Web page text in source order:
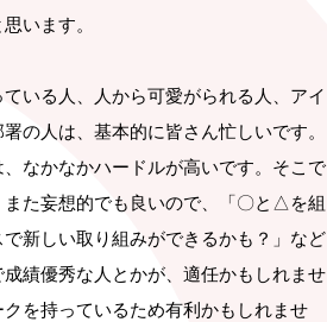
います。
いる人、人から可愛がられる人、アイ
の人は、基本的に皆さん忙しいです。
なかなかハードルが高いです。そこで
また妄想的でも良いので、「〇と△を組
新しい取り組みができるかも？」など
績優秀な人とかが、適任かもしれませ
を持っているため有利かもしれませ